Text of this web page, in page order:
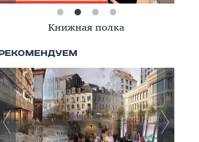
Книжная полка